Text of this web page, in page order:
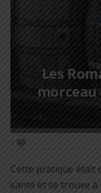
Les
9
Cette pratique était
santé et se trouve à